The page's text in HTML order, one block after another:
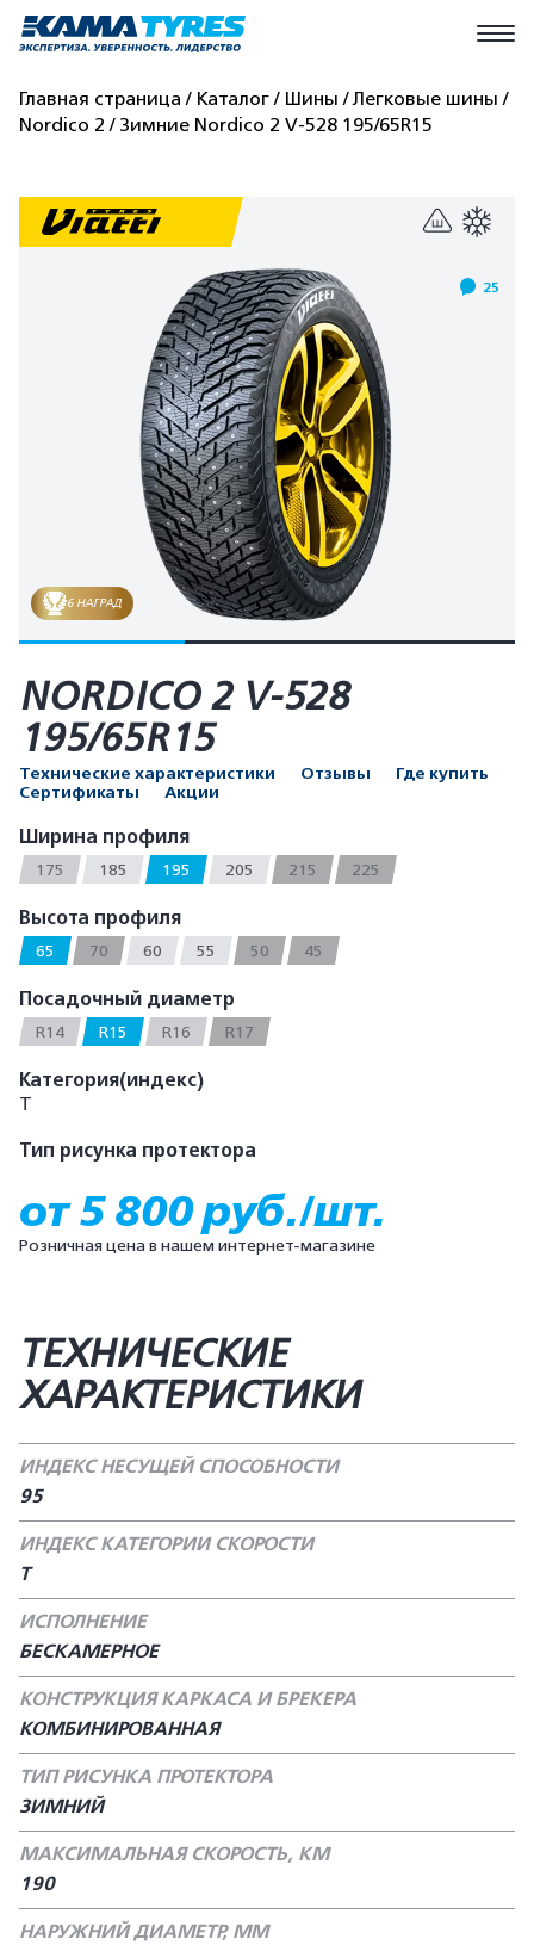
Главная страница Каталог Шины
Легковые шины
Nordico 2
Зимние Nordico 2 V-528 195/65R15
25
6 НАГРАД
NORDICO 2 V-528
195/65R15
Технические характеристики Отзывы
Где купить
Сертификаты
Акции
Ширина профиля
175 185 195 205 215 225
Высота профиля
65 70 60 55 50 45
Посадочный диаметр
R14 R15 R16 R17
Категория(индекс)
T
Тип рисунка протектора
от 5 800 руб./шт.
Розничная цена в нашем интернет-магазине
ТЕХНИЧЕСКИЕ
ХАРАКТЕРИСТИКИ
ИНДЕКС НЕСУЩЕЙ СПОСОБНОСТИ
95
ИНДЕКС КАТЕГОРИИ СКОРОСТИ
T
ИСПОЛНЕНИЕ
БЕСКАМЕРНОЕ
КОНСТРУКЦИЯ КАРКАСА И БРЕКЕРА
КОМБИНИРОВАННАЯ
ТИП РИСУНКА ПРОТЕКТОРА
ЗИМНИЙ
МАКСИМАЛЬНАЯ СКОРОСТЬ, КМ
190
НАРУЖНИЙ ДИАМЕТР, ММ